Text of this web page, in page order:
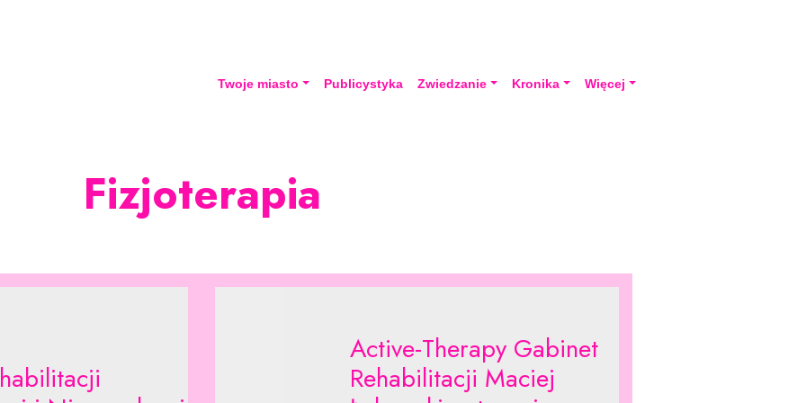
Twoje miasto Publicystyka Zwiedzanie Kronika Więcej
Fizjoterapia
Active-Therapy Gabinet
Rehabilitacji Maciej